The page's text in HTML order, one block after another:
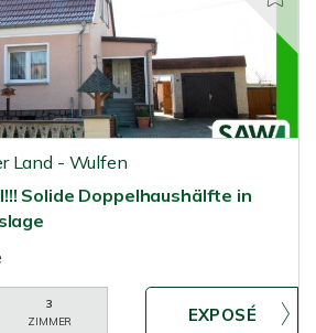
Land - Wulfen
Solide Doppelhaushälfte in
3
ZIMMER